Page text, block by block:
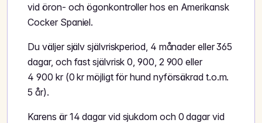
vid öron- och ögonkontroller hos en Amerikansk
Cocker Spaniel.
Du väljer själv självriskperiod, 4 månader eller 365
dagar, och fast självrisk 0, 900, 2 900 eller
4 900 kr (0 kr möjligt för hund nyförsäkrad t.o.m.
5 år).
Karens är 14 dagar vid sjukdom och 0 dagar vid